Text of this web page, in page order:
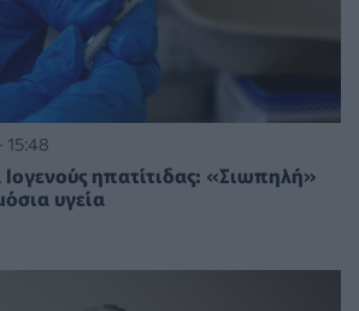
15:48
ηπατίτιδας: «Σιωπηλή»
υγεία